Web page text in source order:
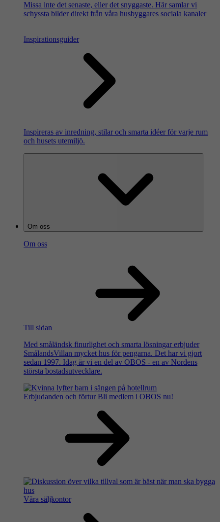
Missa inte det senaste, eller det snyggaste. Här samlar vi
schyssta bilder direkt från våra husbyggares sociala kanaler
Inspirationsguider
Inspireras av inredning, stilar och smarta idéer för varje rum
och husets utemiljö.
Om oss
Om oss
Till sidan
Med småländsk finurlighet och smarta lösningar erbjuder
SmålandsVillan mycket hus för pengarna. Det har vi gjort
sedan 1997. Idag är vi en del av OBOS - en av Nordens
största bostadsutvecklare.
Erbjudanden och förtur Bli medlem i OBOS nu!
Våra säljkontor